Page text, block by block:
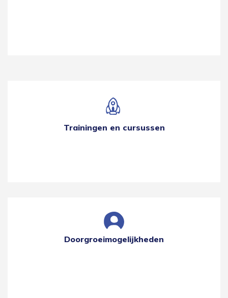
Trainingen en cursussen
Doorgroeimogelijkheden